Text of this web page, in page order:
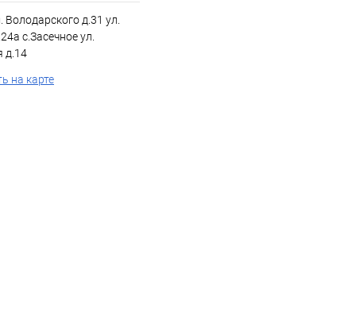
Володарского д.31 ул.
с.Засечное ул.
д.14
на карте